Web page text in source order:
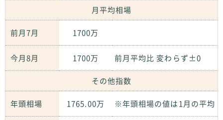
月平均相場
前月7月 1700万
今月8月 1700万 前月平均比 変わらず±0
その他指数
年頭相場 1765.00万 ※年頭相場の値は1月の平均